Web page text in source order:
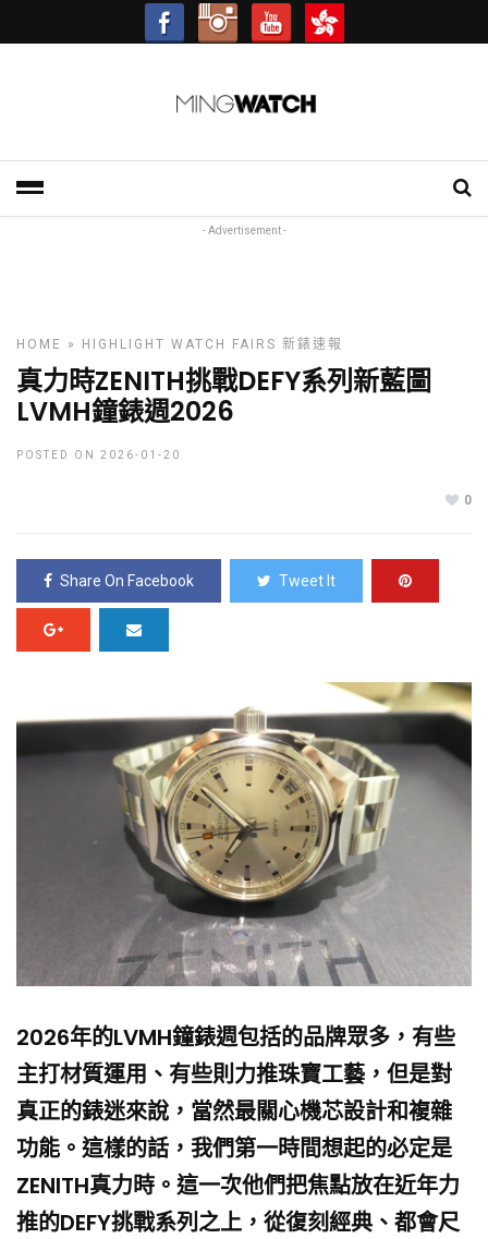
- Advertisement -
HOME » HIGHLIGHT WATCH FAIRS 新錶速報
真力時ZENITH挑戰DEFY系列新藍圖
LVMH鐘錶週2026
POSTED ON 2026-01-20
0
Share On Facebook Tweet It
2026年的LVMH鐘錶週包括的品牌眾多，有些
主打材質運用、有些則力推珠寶工藝，但是對
真正的錶迷來說，當然最關心機芯設計和複雜
功能。這樣的話，我們第一時間想起的必定是
ZENITH真力時。這一次他們把焦點放在近年力
推的DEFY挑戰系列之上，從復刻經典、都會尺